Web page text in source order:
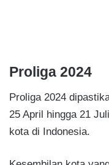
Proliga 2024
Proliga 2024
25 April hingga 21
kota di Indonesia.